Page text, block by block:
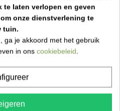
je tuin: welke
je best?
te laten verlopen en geven
onze dienstverlening te
tuin.
ga je akkoord met het gebruik
in ons cookiebeleid.